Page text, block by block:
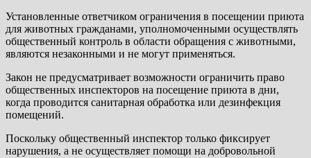
Установленные ответчиком ограничения в посещении приюта
для животных гражданами, уполномоченными осуществлять
общественный контроль в области обращения с животными,
являются незаконными и не могут применяться.
Закон не предусматривает возможности ограничить право
общественных инспекторов на посещение приюта в дни,
когда проводится санитарная обработка или дезинфекция
помещений.
Поскольку общественный инспектор только фиксирует
нарушения, а не осуществляет помощи на добровольной